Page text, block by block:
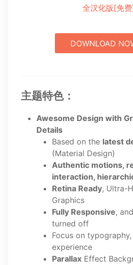
DOWNLOAD
主题特色：
Awesome Design with
Details
Based on the latest
(Material Design)
Authentic motions,
interaction,
Retina Ready, Ultra-
Graphics
Fully Responsive,
turned off
Focus on
experience
ParallaxEffect